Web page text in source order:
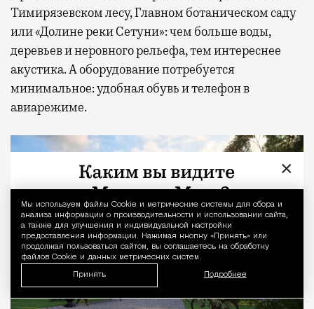
Уведомление
Мы используем файлы Сookie и метрические системы для сбора и
анализа информации о производительности и использовании сайта,
а также для улучшения и индивидуальной настройки
предоставления информации. Нажимая кнопку «Принять» или
продолжая пользоваться сайтом, вы соглашаетесь на обработку
файлов Cookie и данных метрических систем.
Принять Подробнее
Тимирязевском лесу, Главном ботаническом саду
или «Долине реки Сетуни»: чем больше воды,
деревьев и неровного рельефа, тем интереснее
акустика. А оборудование потребуется
минимальное: удобная обувь и телефон в
авиарежиме.
×